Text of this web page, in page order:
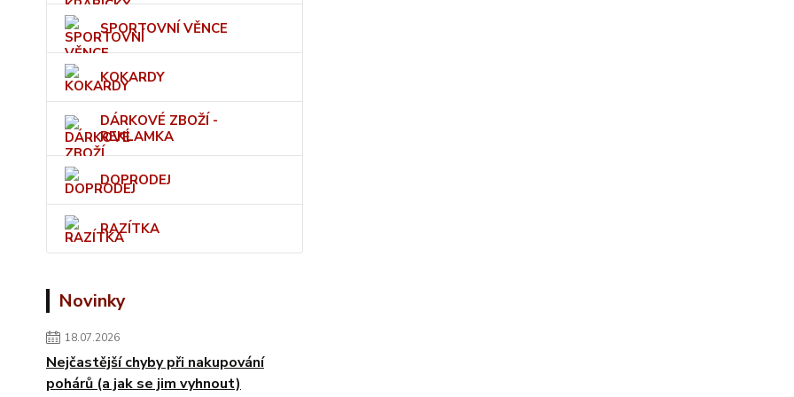
SPORTOVNÍ VĚNCE
KOKARDY
DÁRKOVÉ ZBOŽÍ -
REKLAMKA
DOPRODEJ
RAZÍTKA
Novinky
18.07.2026
Nejčastější chyby při nakupování
pohárů (a jak se jim vyhnout)